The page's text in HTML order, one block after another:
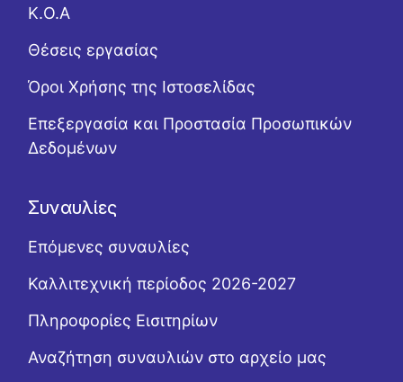
Κ.Ο.Α
Θέσεις εργασίας
Όροι Χρήσης της Ιστοσελίδας
Επεξεργασία και Προστασία Προσωπικών
Δεδομένων
Συναυλίες
Επόμενες συναυλίες
Καλλιτεχνική περίοδος 2026-2027
Πληροφορίες Εισιτηρίων
Αναζήτηση συναυλιών στο αρχείο μας